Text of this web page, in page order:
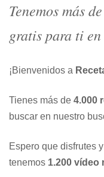
Tenemos más
gratis para ti
¡Bienvenidos a
Tienes más de 4.000
buscar en nuestro
Espero que disfrutes
tenemos 1.200 vídeo